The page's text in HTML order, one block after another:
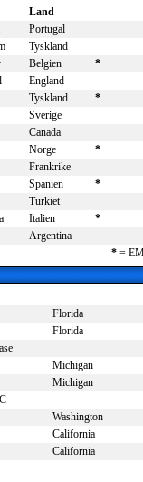
Land
Portugal
Tyskland
Belgien
*
England
Tyskland
*
Sverige
Canada
Norge
*
Frankrike
Spanien
*
Turkiet
Italien
*
Argentina
* =
Florida
Florida
Michigan
Michigan
Washington
California
California